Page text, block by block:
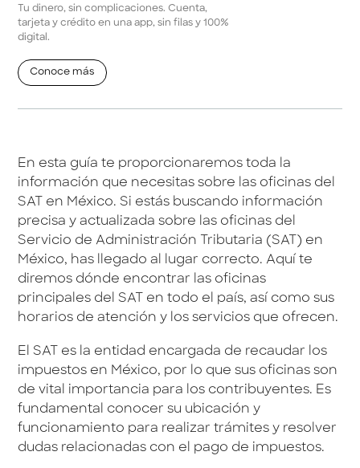
Tu dinero, sin complicaciones. Cuenta,
tarjeta y crédito en una app, sin filas y 100%
digital.
Conoce más
En esta guía te proporcionaremos toda la
información que necesitas sobre las oficinas del
SAT en México. Si estás buscando información
precisa y actualizada sobre las oficinas del
Servicio de Administración Tributaria (SAT) en
México, has llegado al lugar correcto. Aquí te
diremos dónde encontrar las oficinas
principales del SAT en todo el país, así como sus
horarios de atención y los servicios que ofrecen.
El SAT es la entidad encargada de recaudar los
impuestos en México, por lo que sus oficinas son
de vital importancia para los contribuyentes. Es
fundamental conocer su ubicación y
funcionamiento para realizar trámites y resolver
dudas relacionadas con el pago de impuestos.